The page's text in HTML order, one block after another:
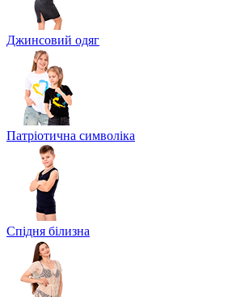
Джинсовий одяг
Патріотична символіка
Спідня білизна